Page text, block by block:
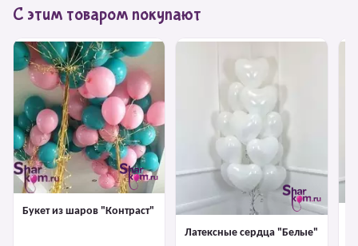
С этим товаром покупают
Букет из шаров "Контраст"
Латексные сердца "Белые"